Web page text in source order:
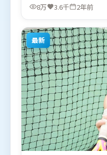
易烊千玺、雷佳音，朱
疑题材的观众观看。
8万 3.6千 2年前
最新